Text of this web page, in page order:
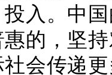
入。中
的，坚
社会传递